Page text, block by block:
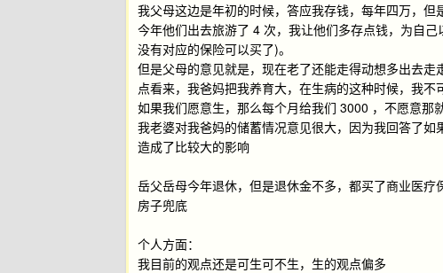
我父母这边是年初的时候，答应我存钱，每年四万，
今年他们出去旅游了 4 次，我让他们多存点钱，为自
没有对应的保险可以买了)。
但是父母的意见就是，现在老了还能走得动想多出去
点看来，我爸妈把我养育大，在生病的这种时候，我不
如果我们愿意生，那么每个月给我们 3000 ，不愿意
我老婆对我爸妈的储蓄情况意见很大，因为我回答了
造成了比较大的影响
岳父岳母今年退休，但是退休金不多，都买了商业医
房子兜底
个人方面：
我目前的观点还是可生可不生，生的观点偏多